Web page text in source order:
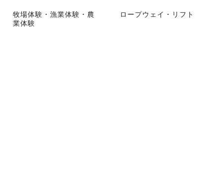
牧場体験・漁業体験・農
業体験
ロープウェイ・リフト